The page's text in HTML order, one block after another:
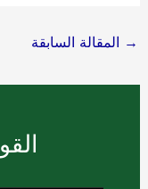
→ المقالة السابقة